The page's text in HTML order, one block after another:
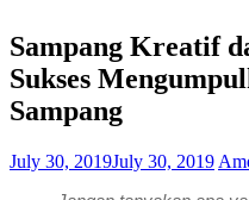
Sampang Kreatif
Sukses
Sampang
July 30, 2019July 30, 2019